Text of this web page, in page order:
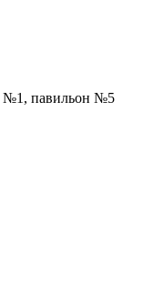
№1, павильон №5